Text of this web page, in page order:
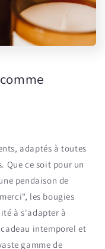
adaptés à toutes
Que ce soit pour un
pendaison de
les bougies
à s'adapter à
intemporel et
gamme de